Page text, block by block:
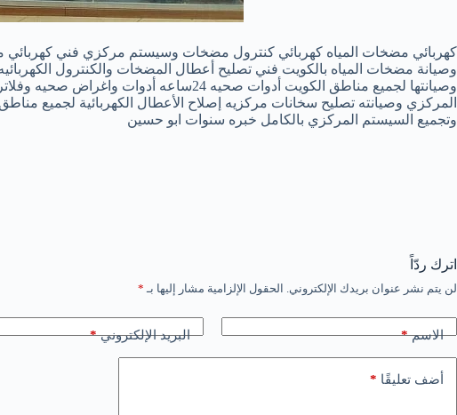
كهربائي مضخات المياه كهربائي كنترول مضخات وسيستم مركزي فني كهربائي
وصيانتها لجميع مناطق الكويت أدوات
وتجميع السيستم المركزي بالكامل خبره سنوات ابو حسين
اترك ردّاً
لن يتم نشر عنوان بريدك الإلكتروني. الحقول الإلزامية مشار إليها بـ *
الاسم* البريد الإلكتروني*
أضف تعليقًا *